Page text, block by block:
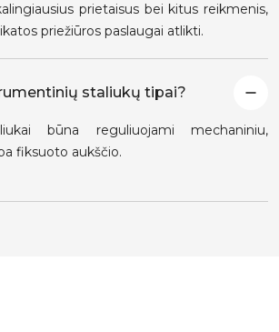
prietaisus bei kitus reikmenis,
priežiūros paslaugai atlikti.
staliukų tipai?
būna reguliuojami mechaniniu,
fiksuoto aukščio.